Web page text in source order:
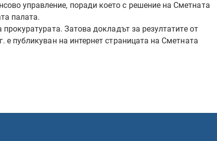
управление, поради което с решение на Сметната
палата.
Затова докладът за резултатите от
е публикуван на интернет страницата на Сметната